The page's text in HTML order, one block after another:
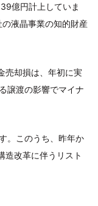
億円計上していま
液晶事業の知的財産
売却損は、年初に実
譲渡の影響でマイナ
。このうち、昨年か
造改革に伴うリスト